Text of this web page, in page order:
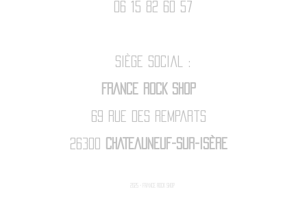
06 15 82 60 57
Siège Social :
FRANCE ROCK SHOP
69 Rue des Remparts
26300 CHATEAUNEUF-SUR-ISÈRE